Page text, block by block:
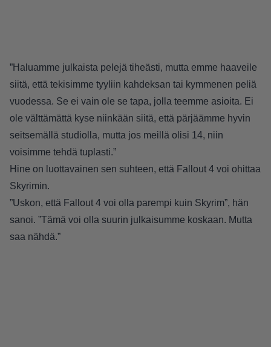
”Haluamme julkaista pelejä tiheästi, mutta emme haaveile
siitä, että tekisimme tyyliin kahdeksan tai kymmenen peliä
vuodessa. Se ei vain ole se tapa, jolla teemme asioita. Ei
ole välttämättä kyse niinkään siitä, että pärjäämme hyvin
seitsemällä studiolla, mutta jos meillä olisi 14, niin
voisimme tehdä tuplasti.”
Hine on luottavainen sen suhteen, että Fallout 4 voi ohittaa
Skyrimin.
”Uskon, että Fallout 4 voi olla parempi kuin Skyrim”, hän
sanoi. ”Tämä voi olla suurin julkaisumme koskaan. Mutta
saa nähdä.”